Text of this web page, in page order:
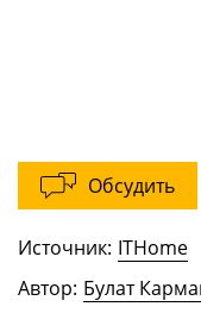
Обсудить
Источник: ITHome
Автор: Булат